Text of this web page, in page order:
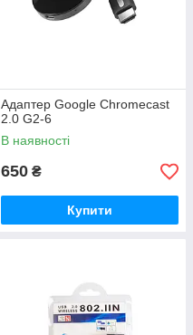
Адаптер Google Chromecast
2.0 G2-6
В наявності
650 ₴
Купити